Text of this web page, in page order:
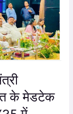
के मेडटेक